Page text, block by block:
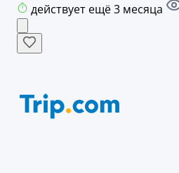
действует ещё 3 месяца